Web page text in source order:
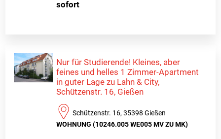
sofort
Nur für Studierende! Kleines, aber
feines und helles 1 Zimmer-Apartment
in guter Lage zu Lahn & City,
Schützenstr. 16, Gießen
Schützenstr. 16, 35398 Gießen
WOHNUNG (10246.005 WE005 MV ZU MK)